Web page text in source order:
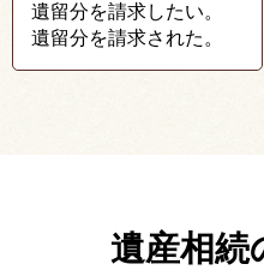
遺留分を請求したい。
遺留分を請求された。
遺産相続